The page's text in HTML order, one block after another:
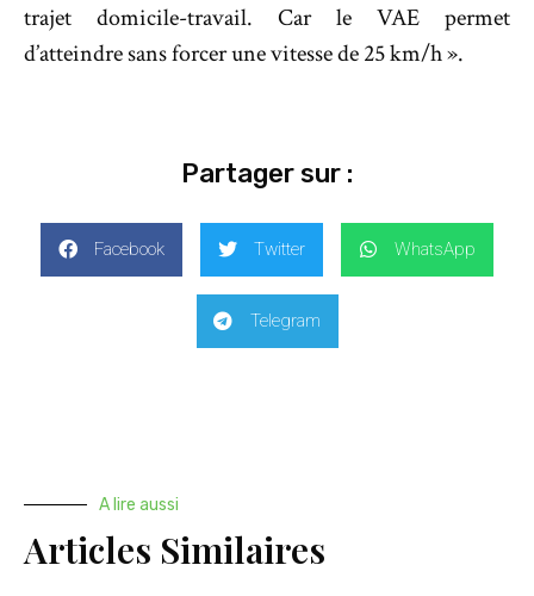
trajet domicile-travail. Car le VAE permet
d’atteindre sans forcer une vitesse de 25 km/h ».
Partager sur :
Facebook Twitter WhatsApp
Telegram
A lire aussi
Articles Similaires